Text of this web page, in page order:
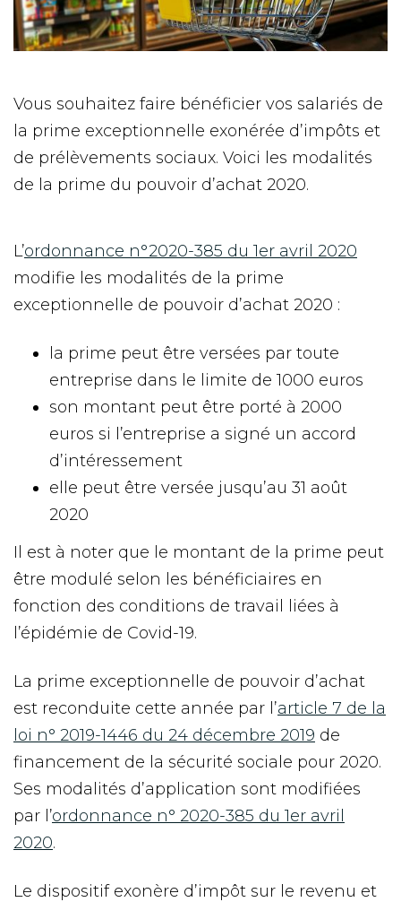
Vous souhaitez faire bénéficier vos salariés de
la prime exceptionnelle exonérée d’impôts et
de prélèvements sociaux. Voici les modalités
de la prime du pouvoir d’achat 2020.
L’ordonnance n°2020-385 du 1er avril 2020
modifie les modalités de la prime
exceptionnelle de pouvoir d’achat 2020 :
la prime peut être versées par toute
entreprise dans le limite de 1000 euros
son montant peut être porté à 2000
euros si l’entreprise a signé un accord
d’intéressement
elle peut être versée jusqu’au 31 août
2020
Il est à noter que le montant de la prime peut
être modulé selon les bénéficiaires en
fonction des conditions de travail liées à
l’épidémie de Covid-19.
La prime exceptionnelle de pouvoir d’achat
est reconduite cette année par l’article 7 de la
loi n° 2019-1446 du 24 décembre 2019 de
financement de la sécurité sociale pour 2020.
Ses modalités d’application sont modifiées
par l’ordonnance n° 2020-385 du 1er avril
2020.
Le dispositif exonère d’impôt sur le revenu et